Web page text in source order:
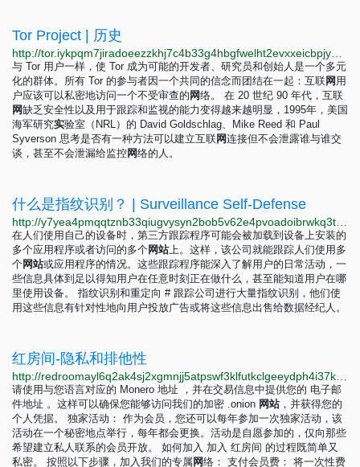
Tor Project | 历史
与 Tor 用户一样，使 Tor 成为可能的开发者、研究员和创始人是一个多元
化的群体。所有 Tor 的参与者因一个共同的信念而团结在一起：互联网 用
户应该可以私密地访问一个不受审查的 网络。 在 20 世纪 90 年代，互联
网缺乏安全性以及用于跟踪和监视的能力变得越来越明显，1995年，美国
海军研究实验室（NRL）的 David Goldschlag、Mike Reed 和 Paul
Syverson 思考是否有一种方法可以建立互联网连接但不会泄露谁与谁交
谈，甚至不会泄漏给监控网络的人。
什么是指纹识别？ | Surveillance Self-Defense
在人们使用自己的设备时，第三方跟踪程序可能会被加载到设备上安装的
多个应用程序或者访问的多个网站上。这样，该公司就能跟踪人们使用多
个网站或应用程序的情况。这些跟踪程序能深入了解用户的日常活动，一
些信息具体到足以得知用户在任意时刻正在做什么，甚至能知道用户在哪
里使用设备。 指纹识别和重定向 # 跟踪公司进行大量指纹识别，他们使
用这些信息有针对性地向用户投放广告或将这些信息出售给数据经纪人。
红房间-隐私和排他性
请使用与您语言对应的 Monero 地址 ，并在交易信息中提供您的 电子邮
件地址 。这样可以确保您能够访问我们的加密 .onion 网站，并获得您的
个人凭据。 独家活动： 作为会员，您还可以每年参加一次独家活动，该
活动在一个秘密地点举行，每年都会更换。活动是自愿参加的，仅向那些
希望建立私人联系的会员开放。 如何加入 加入 红房间 的过程既简单又
私密。 按照以下步骤，加入我们的专属 网络： 支付会员费： 将一次性费